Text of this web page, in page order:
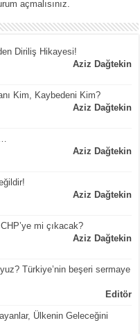
açmalısınız
Diriliş Hikayesi!
Aziz Dağtekin
Kim, Kaybedeni Kim?
Aziz Dağtekin
Aziz Dağtekin
Aziz Dağtekin
mi çıkacak?
Aziz Dağtekin
Türkiye’nin beşeri sermaye
Editör
Ülkenin Geleceğini